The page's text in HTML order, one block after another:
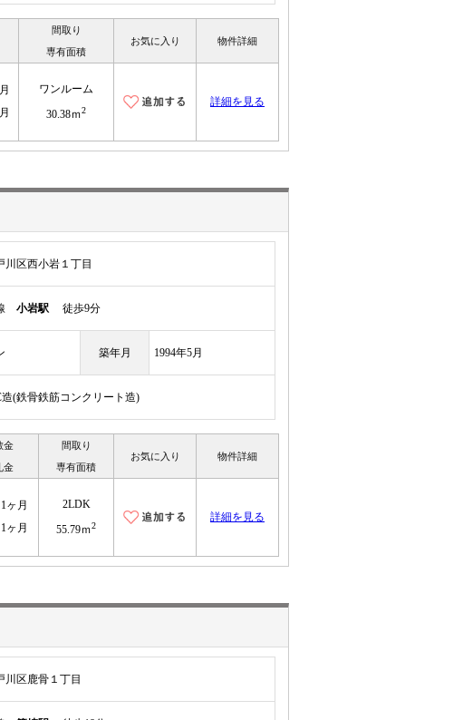
間取り
専有面積
お気に入り 物件詳細
ワンルーム
30.38ｍ2
詳細を見る
川区西小岩１丁目
小岩駅 徒歩9分
築年月 1994年5月
造(鉄骨鉄筋コンクリート造)
金
金
間取り
専有面積
お気に入り 物件詳細
1ヶ月
1ヶ月
2LDK
55.79ｍ2
詳細を見る
川区鹿骨１丁目